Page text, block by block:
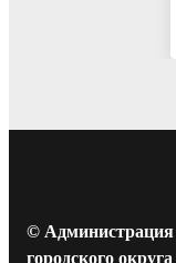
© Администрация
городского округа